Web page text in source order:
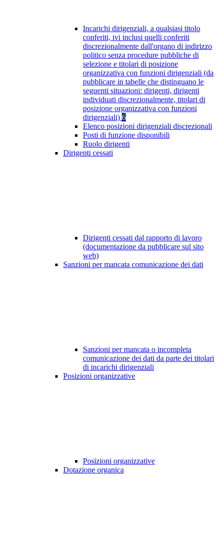
Incarichi dirigenziali, a qualsiasi titolo
conferiti, ivi inclusi quelli conferiti
discrezionalmente dall'organo di indirizzo
politico senza procedure pubbliche di
selezione e titolari di posizione
organizzativa con funzioni dirigenziali (da
pubblicare in tabelle che distinguano le
seguenti situazioni: dirigenti, dirigenti
individuati discrezionalmente, titolari di
posizione organizzativa con funzioni
dirigenziali) 6
Elenco posizioni dirigenziali discrezionali
Posti di funzione disponibili
Ruolo dirigenti
Dirigenti cessati
Dirigenti cessati dal rapporto di lavoro
(documentazione da pubblicare sul sito
web)
Sanzioni per mancata comunicazione dei dati
Sanzioni per mancata o incompleta
comunicazione dei dati da parte dei titolari
di incarichi dirigenziali
Posizioni organizzative
Posizioni organizzative
Dotazione organica